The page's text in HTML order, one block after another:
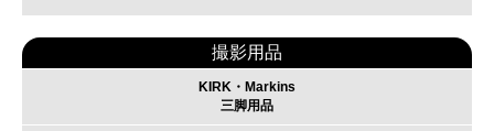
撮影用品
KIRK・Markins
三脚用品